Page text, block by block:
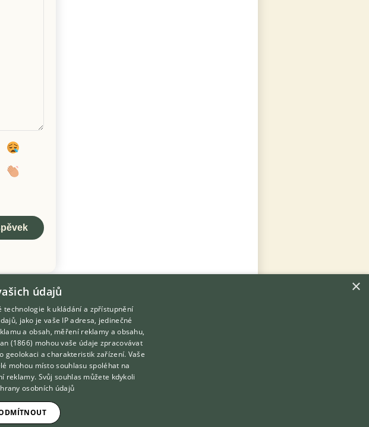
zvýraznění inzerátů
osobních údajů
×
údajů
technologie k ukládání a zpřístupnění
jako je vaše IP adresa, jedinečné
a obsah, měření reklamy a obsahu,
(1866) mohou vaše údaje zpracovávat
geolokaci a charakteristik zařízení. Vaše
mohou místo souhlasu spoléhat na
reklamy. Svůj souhlas můžete kdykoli
osobních údajů